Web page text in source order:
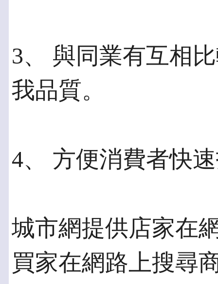
3、 與同業有互相
我品質。
4、 方便消費者快
城市網提供店家在
買家在網路上搜尋